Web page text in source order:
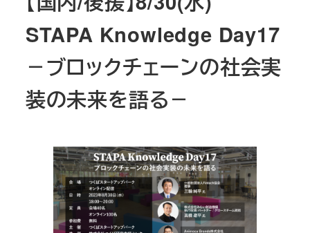
STAPA Knowledge Day17
－ブロックチェーンの社会実
装の未来を語る－